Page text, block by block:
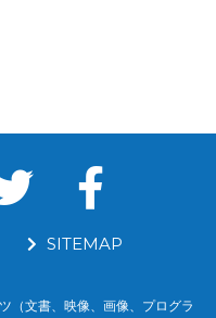
SITEMAP
（文書、映像、画像、プログラ